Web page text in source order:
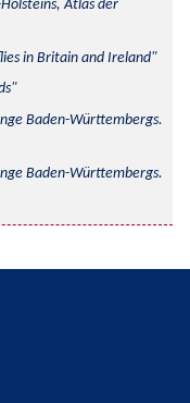
Atlas der
in Britain and Ireland
Baden-Württembergs.
Baden-Württembergs.